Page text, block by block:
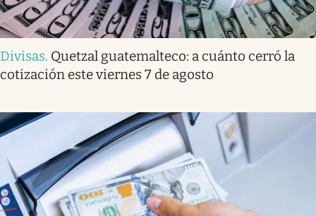
Divisas. Quetzal guatemalteco: a cuánto cerró la
cotización este viernes 7 de agosto